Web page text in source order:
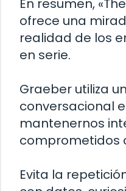
En resumen,
ofrece una
realidad de los
en serie.
Graeber utiliza
conversacional
mantenernos
comprometidos
Evita la